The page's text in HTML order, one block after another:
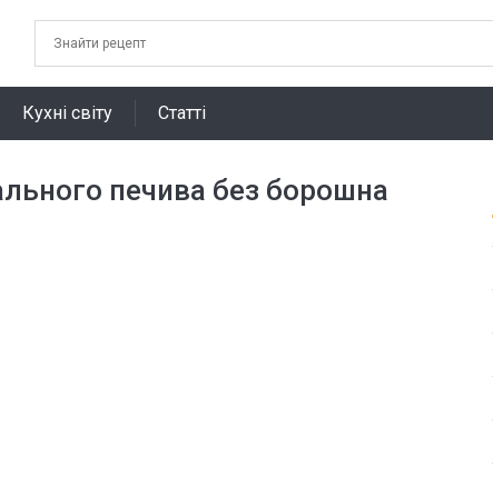
Кухні світу Статті
печива без борошна